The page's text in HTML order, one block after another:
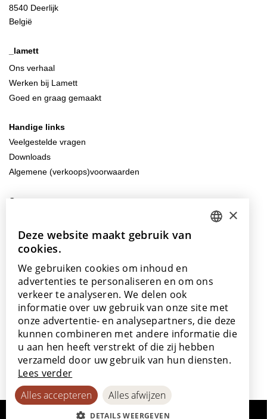
8540 Deerlijk
België
_lamett
Ons verhaal
Werken bij Lamett
Goed en graag gemaakt
Handige links
Veelgestelde vragen
Downloads
Algemene (verkoops)voorwaarden
Contacteer ons
+32 56 77 45 15
Onze showroom
Onze verkooppunten
Met de steun van
GERMAN
SPANISH
×
Deze website maakt gebruik van
cookies.
We gebruiken cookies om inhoud en
advertenties te personaliseren en om ons
verkeer te analyseren. We delen ook
informatie over uw gebruik van onze site met
onze advertentie- en analysepartners, die deze
kunnen combineren met andere informatie die
u aan hen heeft verstrekt of die zij hebben
verzameld door uw gebruik van hun diensten.
Lees verder
Alles accepteren
Alles afwijzen
DETAILS WEERGEVEN